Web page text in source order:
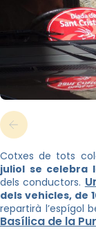
Cotxes de tots
juliol se celebra
dels conductors.
dels vehicles, de
repartirà l’espígol
Basílica de la